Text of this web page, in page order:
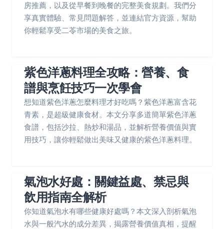
房推薦，以及從早餐到晚餐的完整美食規劃。我們分
享真實體驗、常見問題解答，並連結官方資源，幫助
你輕鬆享受二苓市場的美食之旅。
紫色洋蔥料理全攻略：營養、食
譜與烹飪技巧一次學會
想知道紫色洋蔥怎麼料理才好吃嗎？紫色洋蔥富含花
青素，是超級健康食材。本文分享多道簡單紫色洋蔥
食譜，包括沙拉、熱炒和湯品，並解析營養價值與實
用技巧，讓你輕鬆做出美味又健康的紫色洋蔥料理。
氣泡水好處：關鍵益處、禁忌與
飲用指南全解析
你知道氣泡水有哪些健康好處嗎？本文深入剖析氣泡
水與一般汽水的成分差異，揭露營養價值真相，提醒